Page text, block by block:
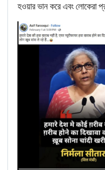
হওয়ার ভান করে এবং লোকেরা